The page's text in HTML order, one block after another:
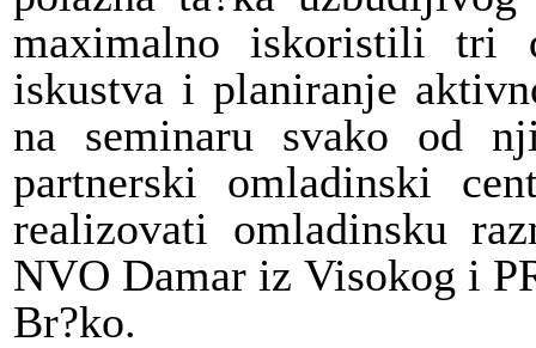
maximalno iskoristili tri
iskustva i planiranje
na seminaru svako od
partnerski omladinski
realizovati omladinsku
NVO Damar iz Visokog i
Br?ko.